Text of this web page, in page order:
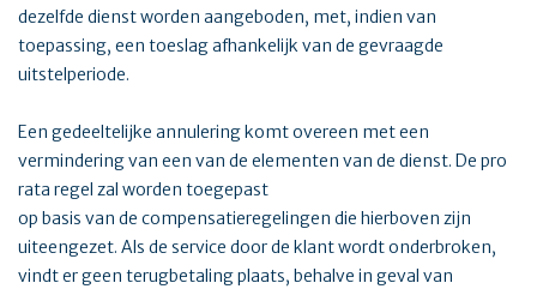
dezelfde dienst worden aangeboden, met, indien van
toepassing, een toeslag afhankelijk van de gevraagde
uitstelperiode.
Een gedeeltelijke annulering komt overeen met een
vermindering van een van de elementen van de dienst. De pro
rata regel zal worden toegepast
op basis van de compensatieregelingen die hierboven zijn
uiteengezet. Als de service door de klant wordt onderbroken,
vindt er geen terugbetaling plaats, behalve in geval van